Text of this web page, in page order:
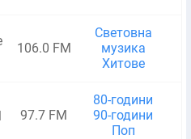
106.0 FM
Световна
музика
Хитове
97.7 FM
80-години
90-години
Поп